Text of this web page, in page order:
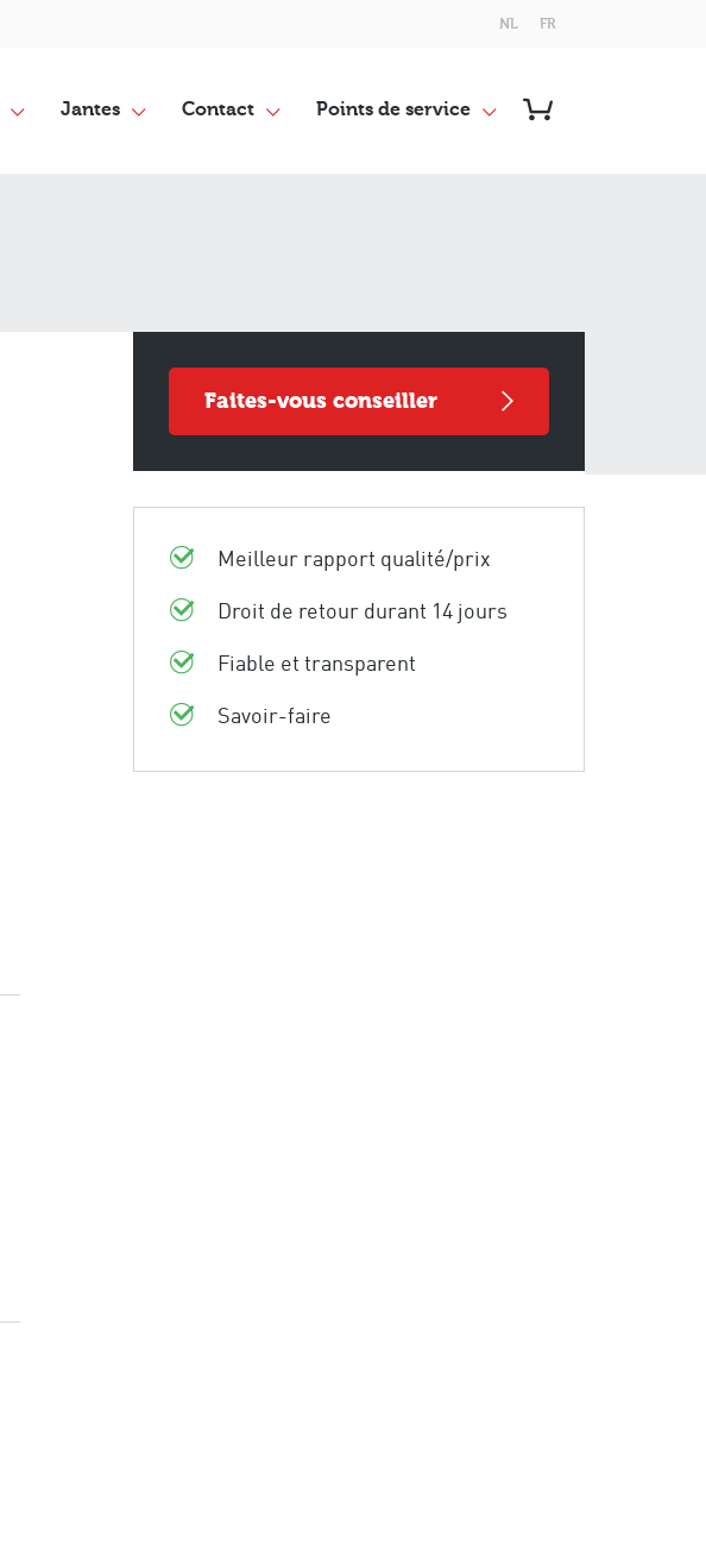
NL FR
Jantes Contact Points de service
faites-vous conseiller
Meilleur rapport qualité/prix
Droit de retour durant 14 jours
Fiable et transparent
Savoir-faire